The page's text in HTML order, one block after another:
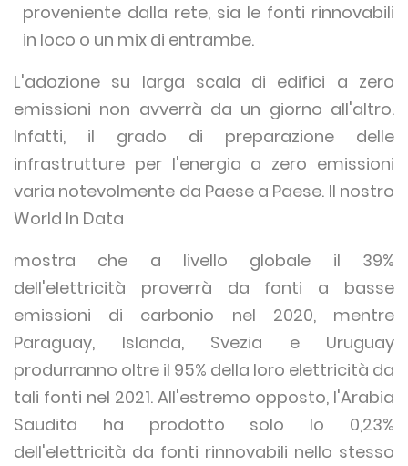
proveniente dalla rete, sia le fonti rinnovabili
in loco o un mix di entrambe.
L'adozione su larga scala di edifici a zero
emissioni non avverrà da un giorno all'altro.
Infatti, il grado di preparazione delle
infrastrutture per l'energia a zero emissioni
varia notevolmente da Paese a Paese. Il nostro
World In Data
mostra che a livello globale il 39%
dell'elettricità proverrà da fonti a basse
emissioni di carbonio nel 2020, mentre
Paraguay, Islanda, Svezia e Uruguay
produrranno oltre il 95% della loro elettricità da
tali fonti nel 2021. All'estremo opposto, l'Arabia
Saudita ha prodotto solo lo 0,23%
dell'elettricità da fonti rinnovabili nello stesso